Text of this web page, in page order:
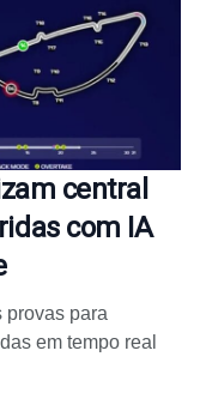
central
com IA
provas para
em tempo real